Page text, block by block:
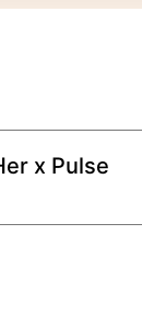
x Pulse